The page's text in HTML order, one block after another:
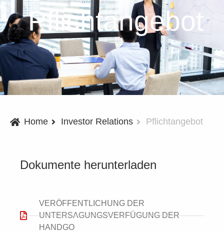
Pflicht­angebot
Home Investor Relations Pflichtangebot
Dokumente herunterladen
VERÖFFENTLICHUNG DER
UNTERSAGUNGSVERFÜGUNG DER
HANDGO